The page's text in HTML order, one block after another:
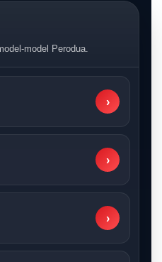
model Perodua.
›
›
›